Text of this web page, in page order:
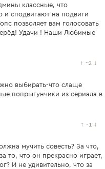
классные, что
и сподвигают на подвиги
позволяет вам голосовать
Удачи ! Наши Любимые
↑ -2 ↓
выбирать-что слаще
попрыгунчики из сериала в
↑ -1 ↓
мучить совесть? За что,
то, что он прекрасно играет,
И не удивительно, что за